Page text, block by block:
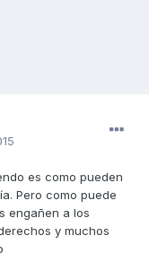
es como pueden
Pero como puede
engañen a los
y muchos